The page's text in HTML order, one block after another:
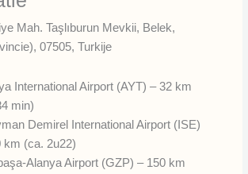
Mah. Taşlıburun Mevkii, Belek,
07505, Turkije
International Airport (AYT) – 32 km
min)
Demirel International Airport (ISE)
km (ca. 2u22)
Alanya Airport (GZP) – 150 km